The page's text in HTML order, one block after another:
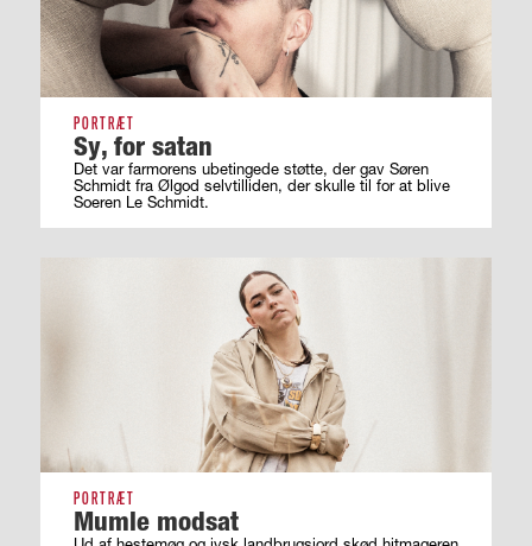
PORTRÆT
Sy, for satan
Det var farmorens ubetingede støtte, der gav Søren
Schmidt fra Ølgod selvtilliden, der skulle til for at blive
Soeren Le Schmidt.
PORTRÆT
Mumle modsat